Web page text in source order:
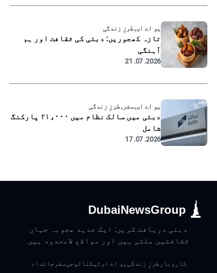
یو اے ای, طرزِ زندگی
تازہ کھجوریں: دبئی کی ثقافت اور ہم
آہنگی
2026. 07. 21
یو اے ای, سفر, طرزِ زندگی
دبئی میں سالک نظام میں ۲۱،۰۰۰ پارکنگ
شامل
2026. 07. 17
DubaiNewsGroup
دبئی دریافت کریں: ایک جدید عجوبہ جہاں
ثقافتیں ملتی ہیں اور مواقع لامحدود ہیں
کاروبار طرزِ زندگی یو اے ایٹیکنالوجیسفر جائداد